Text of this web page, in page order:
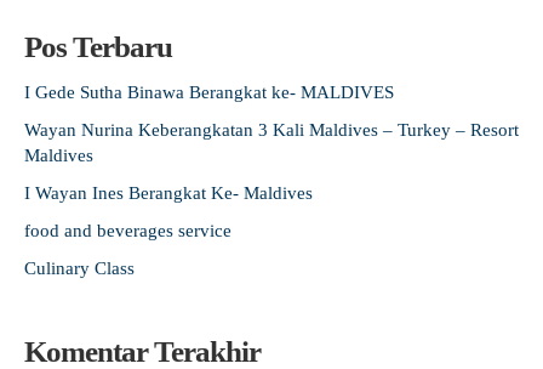
Pos Terbaru
I Gede Sutha Binawa Berangkat ke- MALDIVES
Wayan Nurina Keberangkatan 3 Kali Maldives – Turkey – Resort
Maldives
I Wayan Ines Berangkat Ke- Maldives
food and beverages service
Culinary Class
Komentar Terakhir